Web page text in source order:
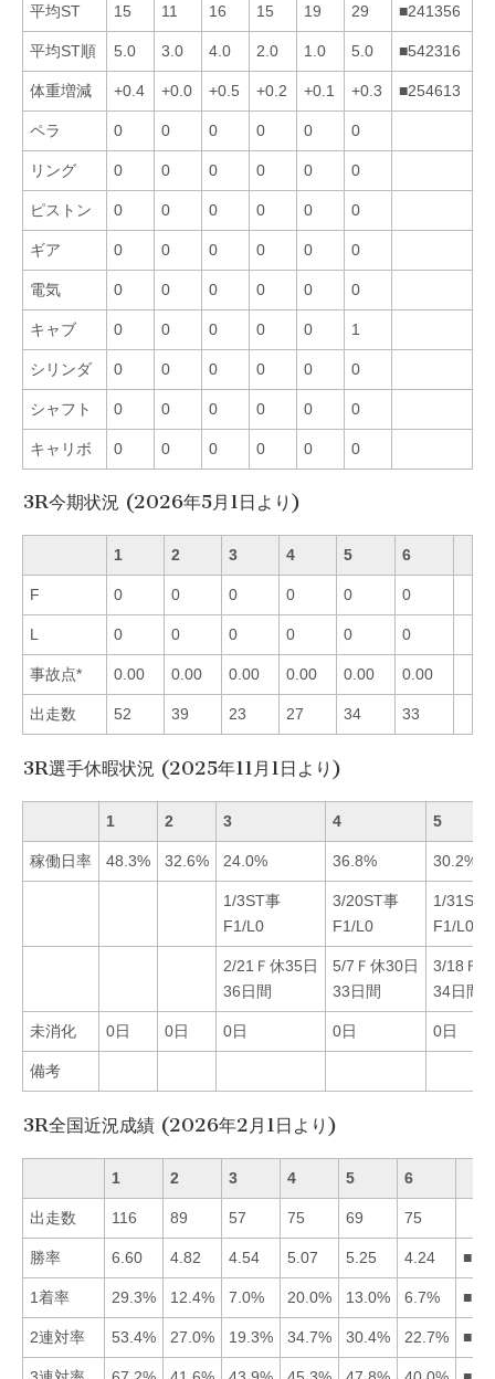
平均ST 15 11 16 15 19 29 ■241356
平均ST順 5.0 3.0 4.0 2.0 1.0 5.0 ■542316
体重増減 +0.4 +0.0 +0.5 +0.2 +0.1 +0.3 ■254613
ペラ 0 0 0 0 0 0
リング 0 0 0 0 0 0
ピストン 0 0 0 0 0 0
ギア 0 0 0 0 0 0
電気 0 0 0 0 0 0
キャブ 0 0 0 0 0 1
シリンダ 0 0 0 0 0 0
シャフト 0 0 0 0 0 0
キャリボ 0 0 0 0 0 0
3R今期状況 (2026年5月1日より)
1 2 3 4 5 6
F 0 0 0 0 0 0
L 0 0 0 0 0 0
事故点* 0.00 0.00 0.00 0.00 0.00 0.00
出走数 52 39 23 27 34 33
3R選手休暇状況 (2025年11月1日より)
1 2 3 4 5
稼働日率 48.3% 32.6% 24.0% 36.8% 30.2%
1/3ST事
F1/L0
3/20ST事
F1/L0
1/31ST
F1/L0
2/21Ｆ休35日
36日間
5/7Ｆ休30日
33日間
3/18Ｆ
34日間
未消化 0日 0日 0日 0日 0日
備考
3R全国近況成績 (2026年2月1日より)
1 2 3 4 5 6
出走数 116 89 57 75 69 75
勝率 6.60 4.82 4.54 5.07 5.25 4.24
1着率 29.3% 12.4% 7.0% 20.0% 13.0% 6.7%
2連対率 53.4% 27.0% 19.3% 34.7% 30.4% 22.7%